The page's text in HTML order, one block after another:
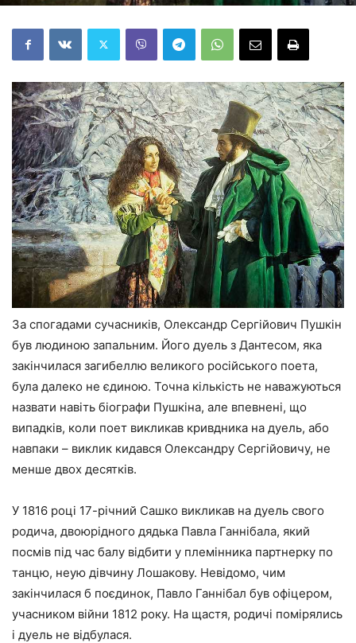
За спогадами сучасників, Олександр Сергійович Пушкін
був людиною запальним. Його дуель з Дантесом, яка
закінчилася загибеллю великого російського поета,
була далеко не єдиною. Точна кількість не наважуються
назвати навіть біографи Пушкіна, але впевнені, що
випадків, коли поет викликав кривдника на дуель, або
навпаки – виклик кидався Олександру Сергійовичу, не
менше двох десятків.
У 1816 році 17-річний Сашко викликав на дуель свого
родича, двоюрідного дядька Павла Ганнібала, який
посмів під час балу відбити у племінника партнерку по
танцю, неую дівчину Лошакову. Невідомо, чим
закінчилася б поєдинок, Павло Ганнібал був офіцером,
учасником війни 1812 року. На щастя, родичі помірялись
і дуель не відбулася.